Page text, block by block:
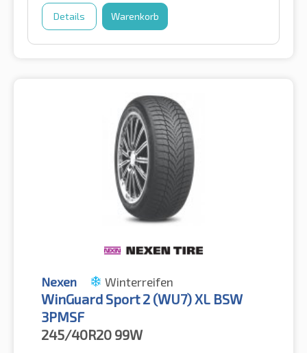
Details Warenkorb
Nexen Winterreifen
WinGuard Sport 2 (WU7) XL BSW
3PMSF
245/40R20 99W